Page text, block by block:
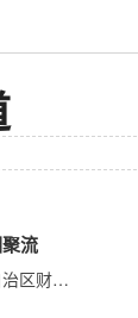
流
治区财…